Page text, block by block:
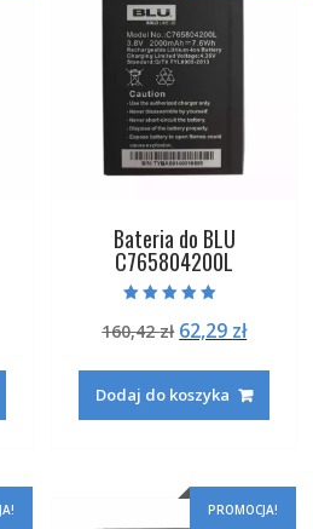
zł.
Bateria do BLU
C765804200L
5.00
na 5
160,42zł Pierwotna
wynosiła:
160,42 zł.
62,29 zł
62,29
Dodaj do koszyka
PROMOCJA!